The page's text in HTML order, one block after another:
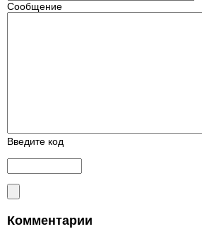
Сообщение
Введите код
Комментарии